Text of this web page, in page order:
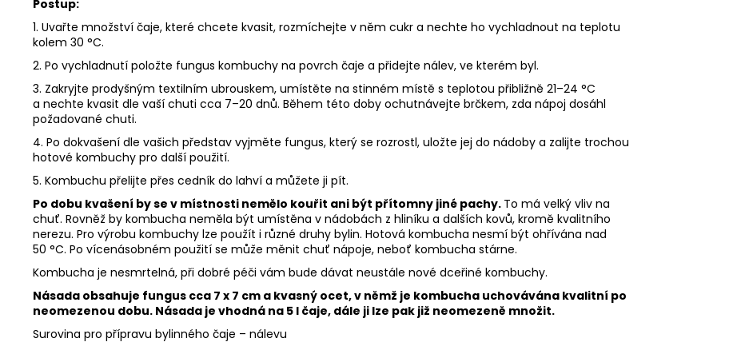
Postup:
1. Uvařte množství čaje, které chcete kvasit, rozmíchejte v něm cukr a nechte ho vychladnout na teplotu
kolem 30 °C.
2. Po vychladnutí položte fungus kombuchy na povrch čaje a přidejte nálev, ve kterém byl.
3. Zakryjte prodyšným textilním ubrouskem, umístěte na stinném místě s teplotou přibližně 21–24 °C
a nechte kvasit dle vaší chuti cca 7–20 dnů. Během této doby ochutnávejte brčkem, zda nápoj dosáhl
požadované chuti.
4. Po dokvašení dle vašich představ vyjměte fungus, který se rozrostl, uložte jej do nádoby a zalijte trochou
hotové kombuchy pro další použití.
5. Kombuchu přelijte přes cedník do lahví a můžete ji pít.
Po dobu kvašení by se v místnosti nemělo kouřit ani být přítomny jiné pachy. To má velký vliv na
chuť. Rovněž by kombucha neměla být umístěna v nádobách z hliníku a dalších kovů, kromě kvalitního
nerezu. Pro výrobu kombuchy lze použít i různé druhy bylin. Hotová kombucha nesmí být ohřívána nad
50 °C. Po vícenásobném použití se může měnit chuť nápoje, neboť kombucha stárne.
Kombucha je nesmrtelná, při dobré péči vám bude dávat neustále nové dceřiné kombuchy.
Násada obsahuje fungus cca 7 x 7 cm a kvasný ocet, v němž je kombucha uchovávána kvalitní po
neomezenou dobu. Násada je vhodná na 5 l čaje, dále ji lze pak již neomezeně množit.
Surovina pro přípravu bylinného čaje – nálevu